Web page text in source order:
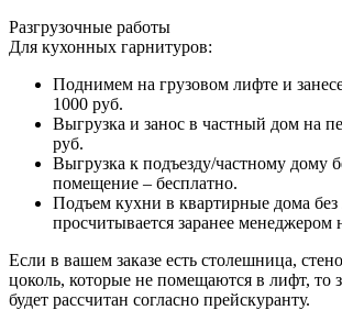
Разгрузочные работы
Для кухонных гарнитуров:
Поднимем на грузовом лифте и
1000 руб.
Выгрузка и занос в частный дом на
руб.
Выгрузка к подъезду/частному дому
помещение – бесплатно.
Подъем кухни в квартирные дома
просчитывается заранее менеджером
Если в вашем заказе есть столешница,
цоколь, которые не помещаются в лифт, то
будет рассчитан согласно прейскуранту.